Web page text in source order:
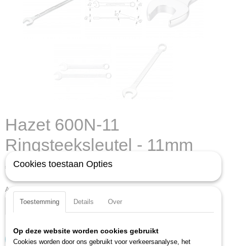
Hazet 600N-11
Ringsteeksleutel - 11mm
€ 13,85 (exclusief btw 21%)
Aantal
IN WINKELWAGEN
Cookies toestaan Opties
Toestemming Details Over
Op deze website worden cookies gebruikt
Cookies worden door ons gebruikt voor verkeersanalyse, het